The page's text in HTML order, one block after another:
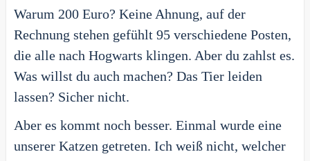
Warum 200 Euro? Keine Ahnung, auf der
Rechnung stehen gefühlt 95 verschiedene Posten,
die alle nach Hogwarts klingen. Aber du zahlst es.
Was willst du auch machen? Das Tier leiden
lassen? Sicher nicht.
Aber es kommt noch besser. Einmal wurde eine
unserer Katzen getreten. Ich weiß nicht, welcher